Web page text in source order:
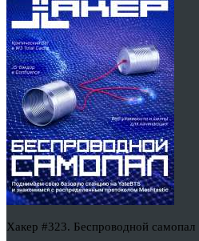
Хакер #323. Беспроводной самопал